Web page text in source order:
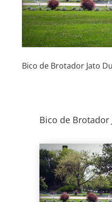
Bico de Brotador Jato
Bico de Brotador